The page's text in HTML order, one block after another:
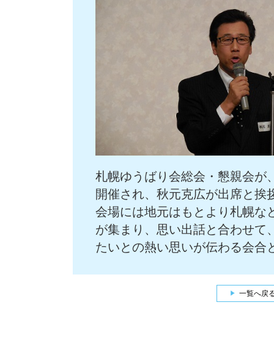
札幌ゆうばり会総会・懇親会が
開催され、秋元克広が出席と挨
会場には地元はもとより札幌な
が集まり、思い出話と合わせて
たいとの熱い思いが伝わる会合
一覧へ戻